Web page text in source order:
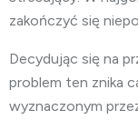
zakończyć się
Decydując się na
problem ten znika
wyznaczonym